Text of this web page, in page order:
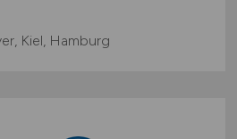
Kiel, Hamburg